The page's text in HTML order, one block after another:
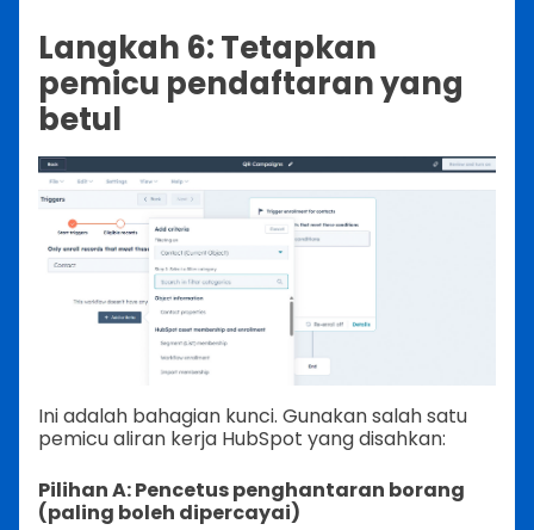
Langkah 6: Tetapkan
pemicu pendaftaran yang
betul
Ini adalah bahagian kunci. Gunakan salah satu
pemicu aliran kerja HubSpot yang disahkan:
Pilihan A: Pencetus penghantaran borang
(paling boleh dipercayai)